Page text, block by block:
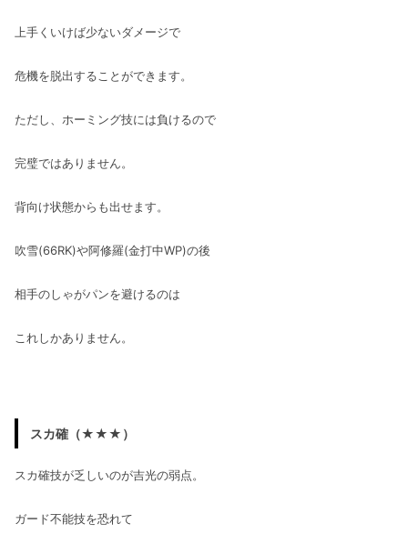
上手くいけば少ないダメージで
危機を脱出することができます。
ただし、ホーミング技には負けるので
完璧ではありません。
背向け状態からも出せます。
吹雪(66RK)や阿修羅(金打中WP)の後
相手のしゃがパンを避けるのは
これしかありません。
スカ確（★★★）
スカ確技が乏しいのが吉光の弱点。
ガード不能技を恐れて